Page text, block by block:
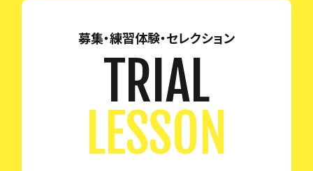
募集・練習体験・セレクション
TRIAL
LESSON